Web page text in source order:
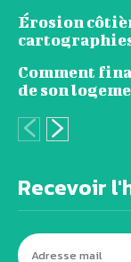
Érosion
Comment
de son
Recevoir